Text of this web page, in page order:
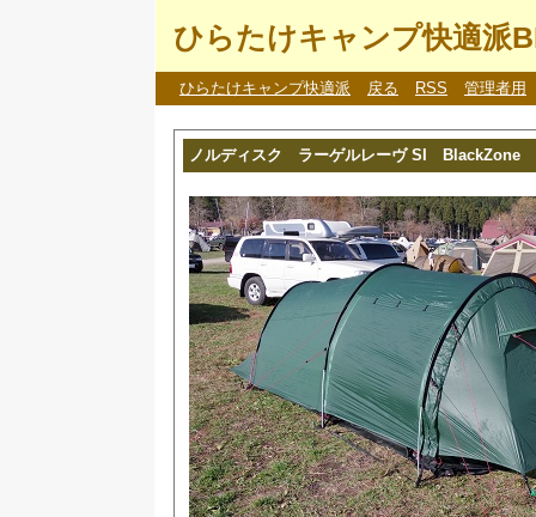
ひらたけキャンプ快適派
ひらたけキャンプ快適派 戻る RSS 管理者用
ノルディスク ラーゲルレーヴ SI BlackZone